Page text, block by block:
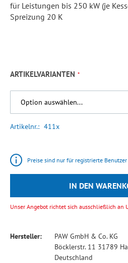
für Leistungen bis 250 kW (je
Spreizung 20 K
ARTIKELVARIANTEN
Artikelnr. 411x
Preise sind nur für registrierte
IN DEN
Unser Angebot richtet sich ausschließlich an
Hersteller:
PAW GmbH & Co. KG
Böcklerstr. 11 31789
Deutschland